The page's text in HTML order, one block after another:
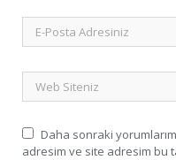
Daha sonraki
adresim ve site adresim bu